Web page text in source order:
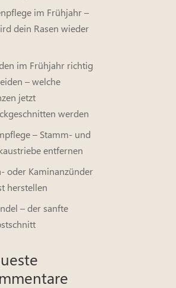
im Frühjahr –
dein Rasen wieder
im Frühjahr richtig
– welche
jetzt
werden
– Stamm- und
entfernen
oder Kaminanzünder
herstellen
– der sanfte